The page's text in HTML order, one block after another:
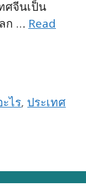
ศจีนเป็น
ก … Read
ไร, ประเทศ